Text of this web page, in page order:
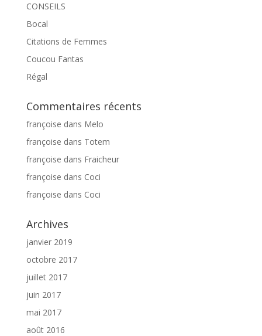
CONSEILS
Bocal
Citations de Femmes
Coucou Fantas
Régal
Commentaires récents
françoise dans Melo
françoise dans Totem
françoise dans Fraicheur
françoise dans Coci
françoise dans Coci
Archives
janvier 2019
octobre 2017
juillet 2017
juin 2017
mai 2017
août 2016